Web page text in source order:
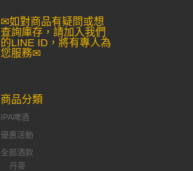
✉如對商品有疑問或想
查詢庫存，請加入我們
的LINE ID，將有專人為
您服務✉
商品分類
IPA啤酒
優惠活動
全部酒款
丹麥